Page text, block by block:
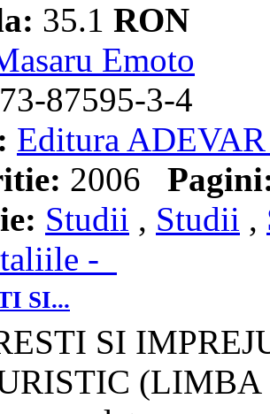
35.1 RON
Emoto
87595-3-4
Editura
2006
Studii , Studii ,
-
SI...